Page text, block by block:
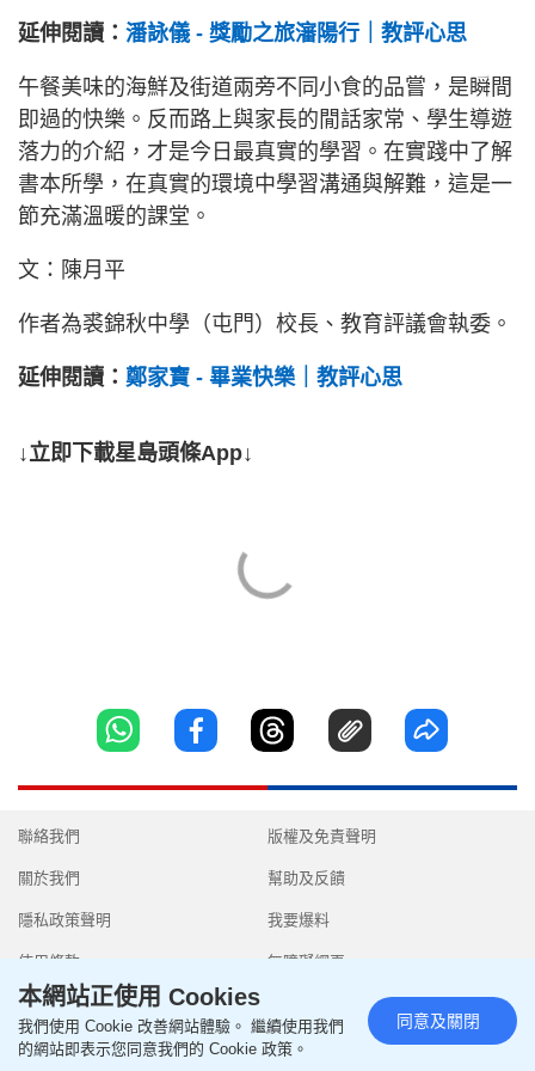
延伸閱讀： 潘詠儀 - 獎勵之旅瀋陽行｜教評心思
午餐美味的海鮮及街道兩旁不同小食的品嘗，是瞬間
即過的快樂。反而路上與家長的閒話家常、學生導遊
落力的介紹，才是今日最真實的學習。在實踐中了解
書本所學，在真實的環境中學習溝通與解難，這是一
節充滿溫暖的課堂。
文：陳月平
作者為裘錦秋中學（屯門）校長、教育評議會執委。
延伸閱讀： 鄭家寶 - 畢業快樂｜教評心思
↓立即下載星島頭條App↓
聯絡我們
關於我們
隱私政策聲明
使用條款
版權及免責聲明
幫助及反饋
我要爆料
無障礙網頁
Copyright © 2026 SingTao Ltd.All rights reserved.
本網站正使用 Cookies
我們使用 Cookie 改善網站體驗。 繼續使用我們
的網站即表示您同意我們的 Cookie 政策。
同意及關閉